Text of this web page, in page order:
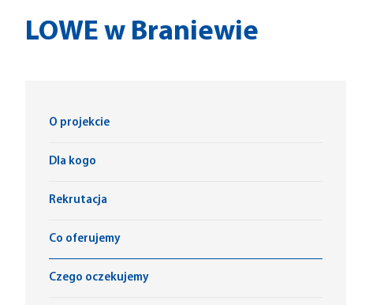
LOWE w Braniewie
O projekcie
Dla kogo
Rekrutacja
Co oferujemy
Czego oczekujemy